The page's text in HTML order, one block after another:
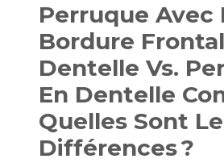
Perruque Avec
Bordure
Dentelle Vs.
En Dentelle
Quelles Sont
Différences ?